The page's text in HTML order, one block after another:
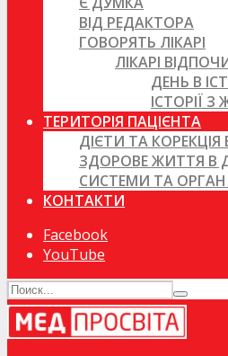
ВІД РЕДАКТОРА
ГОВОРЯТЬ ЛІКАРІ
ЛІКАРІ
ДЕНЬ В
ІСТОРІЇ
ТЕРИТОРІЯ ПАЦІЄНТА
ДІЄТИ ТА КОРЕКЦІЯ
ЗДОРОВЕ ЖИТТЯ В
СИСТЕМИ ТА
КОНТАКТИ
Facebook
YouTube